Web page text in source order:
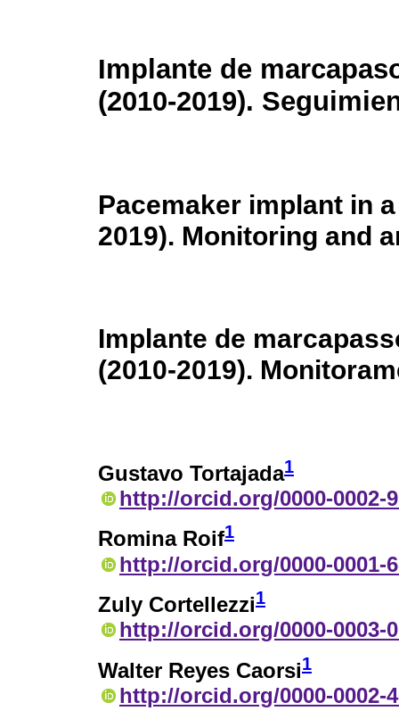
Implante de
(2010-2019).
Pacemaker implant in
2019). Monitoring and
Implante de
(2010-2019).
Gustavo Tortajada1
http://orcid.org/0000-0002-
Romina Roif1
http://orcid.org/0000-0001-
Zuly Cortellezzi1
http://orcid.org/0000-0003-
Walter Reyes Caorsi1
http://orcid.org/0000-0002-